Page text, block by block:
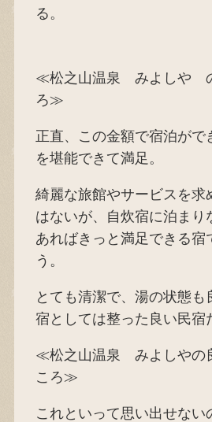
る。
≪松之山温泉 みよしや
ろ≫
正直、この金額で宿泊がで
を堪能できて満足。
綺麗な旅館やサービスを求
はないが、自炊宿に泊まり
あればきっと満足できる宿
う。
とても清潔で、湯の状態も
宿としては整った良い民宿
≪松之山温泉 みよしやの
ころ≫
これといって思い出せない